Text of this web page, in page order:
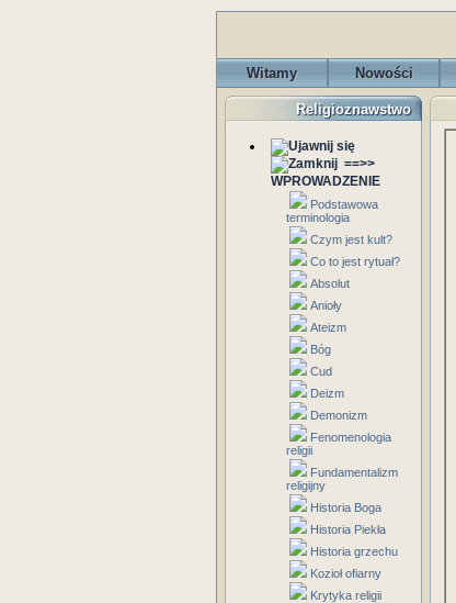
Witamy Nowości
Religioznawstwo
==>>
WPROWADZENIE
Podstawowa
terminologia
Czym jest kult?
Co to jest rytuał?
Absolut
Anioły
Ateizm
Bóg
Cud
Deizm
Demonizm
Fenomenologia
religii
Fundamentalizm
religijny
Historia Boga
Historia Piekła
Historia grzechu
Kozioł ofiarny
Krytyka religii